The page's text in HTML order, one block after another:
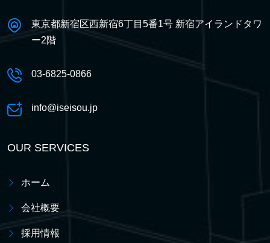
東京都新宿区西新宿6丁目5番1号 新宿アイランドタワ
ー2階
03-6825-0866
info@iseisou.jp
OUR SERVICES
ホーム
会社概要
採用情報